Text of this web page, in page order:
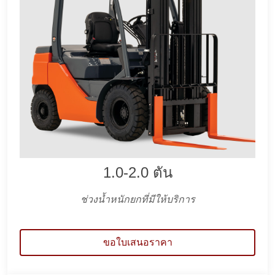
1.0-2.0 ตัน
ช่วงน้ำหนักยกที่มีให้บริการ
ขอใบเสนอราคา